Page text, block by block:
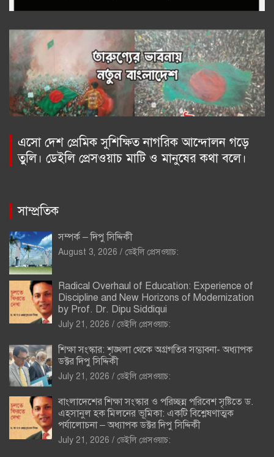
এসো দেশ প্রেমিক সুশিক্ষিত নাগরিক আন্দোলন গড়ে
তুলি। ডেইলি প্রেসওয়াচ মাটি ও মানুষের কথা বলে।
সাম্প্রতিক
সম্পর্ক – দিপু সিদ্দিকী
August 3, 2026 ডেইলি প্রেসওয়াচ:
Radical Overhaul of Education: Experience of
Discipline and New Horizons of Modernization
by Prof. Dr. Dipu Siddiqui
July 21, 2026 ডেইলি প্রেসওয়াচ:
শিক্ষা সংস্কার: শৃঙ্খলা থেকে অগ্রগতির সম্ভাবনা- অধ্যাপক
ডক্টর দিপু সিদ্দিকী
July 21, 2026 ডেইলি প্রেসওয়াচ:
বাংলাদেশের শিক্ষা সংস্কার ও পরিচ্ছন্ন পরিবেশ সৃষ্টিতে ড.
এহসানুল হক মিলনের ভূমিকা: একটি বিশ্লেষণাত্মক
পর্যালোচনা – অধ্যাপক ডক্টর দিপু সিদ্দিকী
July 21, 2026 ডেইলি প্রেসওয়াচ: